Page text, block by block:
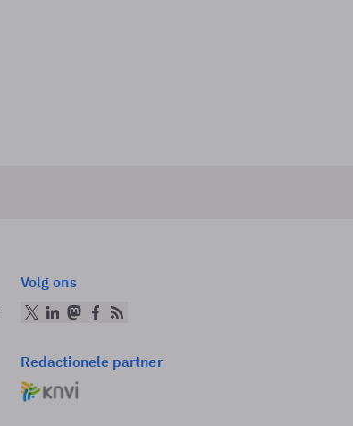
Volg ons
Redactionele partner